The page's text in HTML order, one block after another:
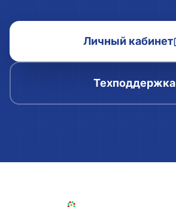
Личный кабинет
Техподдержка